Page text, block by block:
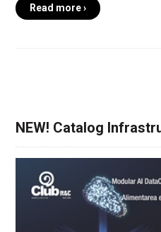
Read more ›
NEW! Catalog